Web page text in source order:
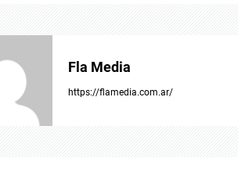
Fla Media
https://flamedia.com.ar/